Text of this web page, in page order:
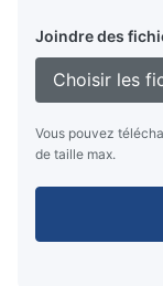
Joindre des
Choisir les
Vous pouvez
de taille max.